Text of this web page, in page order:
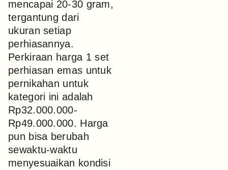
mencapai 20-30 gram,
tergantung dari
ukuran setiap
perhiasannya.
Perkiraan harga 1 set
perhiasan emas untuk
pernikahan untuk
kategori ini adalah
Rp32.000.000-
Rp49.000.000. Harga
pun bisa berubah
sewaktu-waktu
menyesuaikan kondisi